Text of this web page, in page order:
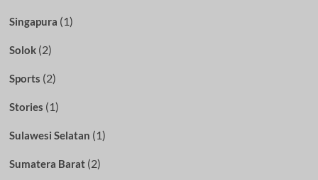
Singapura (1)
Solok(2)
Sports (2)
Stories (1)
Sulawesi Selatan (1)
Sumatera Barat(2)